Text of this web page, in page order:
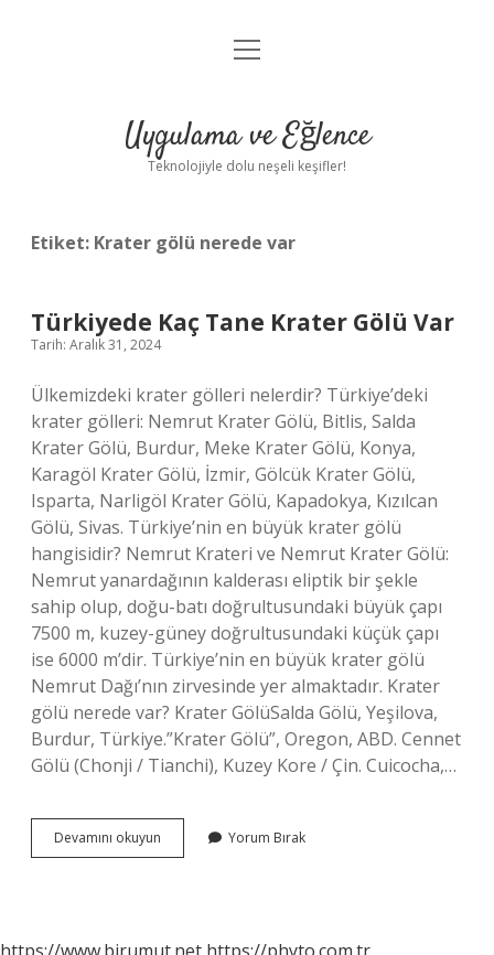
Anasayfa
Yasal Uyarı
menüyü
Uygulama ve Eğlence
Teknolojiyle dolu neşeli keşifler!
Etiket: Krater gölü nerede var
Türkiyede Kaç Tane Krater Gölü Var
Tarih: Aralık 31, 2024
Ülkemizdeki krater gölleri nelerdir? Türkiye’deki
krater gölleri: Nemrut Krater Gölü, Bitlis, Salda
Krater Gölü, Burdur, Meke Krater Gölü, Konya,
Karagöl Krater Gölü, İzmir, Gölcük Krater Gölü,
Isparta, Narligöl Krater Gölü, Kapadokya, Kızılcan
Gölü, Sivas. Türkiye’nin en büyük krater gölü
hangisidir? Nemrut Krateri ve Nemrut Krater Gölü:
Nemrut yanardağının kalderası eliptik bir şekle
sahip olup, doğu-batı doğrultusundaki büyük çapı
7500 m, kuzey-güney doğrultusundaki küçük çapı
ise 6000 m’dir. Türkiye’nin en büyük krater gölü
Nemrut Dağı’nın zirvesinde yer almaktadır. Krater
gölü nerede var? Krater GölüSalda Gölü, Yeşilova,
Burdur, Türkiye.”Krater Gölü”, Oregon, ABD. Cennet
Gölü (Chonji / Tianchi), Kuzey Kore / Çin. Cuicocha,…
Devamını okuyun Türkiyede
Kaç
Yorum Bırak